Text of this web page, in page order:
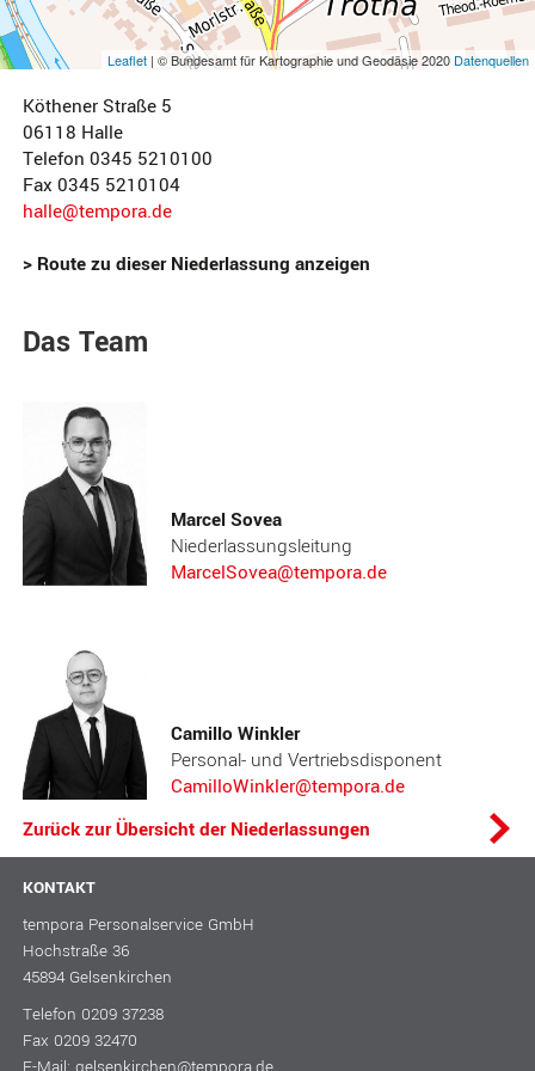
Leaflet | © Bundesamt für Kartographie und Geodäsie 2020 Datenquellen
Köthener Straße 5
06118 Halle
Telefon 0345 5210100
Fax 0345 5210104
halle@tempora.de
> Route zu dieser Niederlassung anzeigen
Das Team
Marcel Sovea
Niederlassungsleitung
MarcelSovea@tempora.de
Camillo Winkler
Personal- und Vertriebsdisponent
CamilloWinkler@tempora.de
Zurück zur Übersicht der Niederlassungen
KONTAKT
tempora Personalservice GmbH
Hochstraße 36
45894 Gelsenkirchen
Telefon 0209 37238
Fax 0209 32470
E-Mail: gelsenkirchen@tempora.de